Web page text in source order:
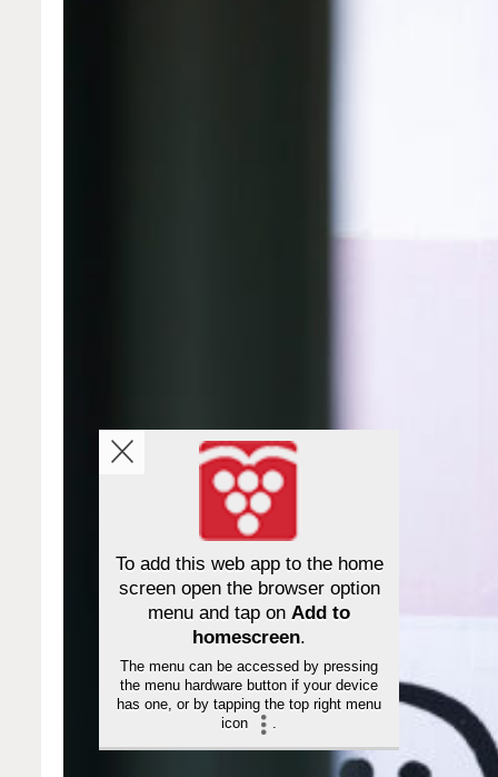
To add this web app to the home
screen open the browser option
menu and tap on Add to
homescreen.
The menu can be accessed by pressing
the menu hardware button if your device
has one, or by tapping the top right menu
icon
.